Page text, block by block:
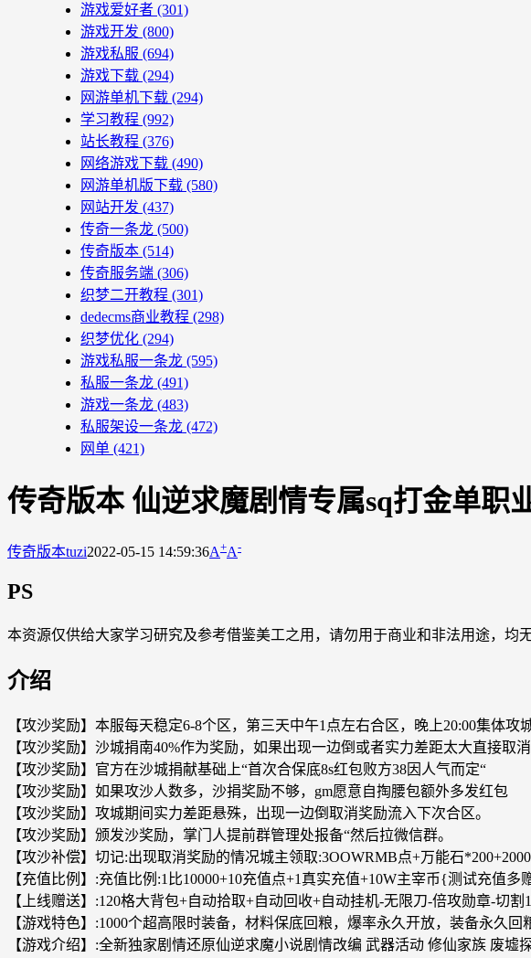
游戏爱好者 (301)
游戏开发 (800)
游戏私服 (694)
游戏下载 (294)
网游单机下载 (294)
学习教程 (992)
站长教程 (376)
网络游戏下载 (490)
网游单机版下载 (580)
网站开发 (437)
传奇一条龙 (500)
传奇版本 (514)
传奇服务端 (306)
织梦二开教程 (301)
dedecms商业教程 (298)
织梦优化 (294)
游戏私服一条龙 (595)
私服一条龙 (491)
游戏一条龙 (483)
私服架设一条龙 (472)
网单 (421)
传奇版本 仙逆求魔剧情专属sq打金单职
传奇版本tuzi2022-05-15 14:59:36A+A-
PS
本资源仅供给大家学习研究及参考借鉴美工之用，请勿用于商业和非法用途，均
介绍
【攻沙奖励】本服每天稳定6-8个区，第三天中午1点左右合区，晚上20:00集体攻
【攻沙奖励】沙城捐南40%作为奖励，如果出现一边倒或者实力差距太大直接取
【攻沙奖励】官方在沙城捐献基础上“首次合保底8s红包败方38因人气而定“
【攻沙奖励】如果攻沙人数多，沙捐奖励不够，gm愿意自掏腰包额外多发红包
【攻沙奖励】攻城期间实力差距悬殊，出现一边倒取消奖励流入下次合区。
【攻沙奖励】颁发沙奖励，掌门人提前群管理处报备“然后拉微信群。
【攻沙补偿】切记:出现取消奖励的情况城主领取:3OOWRMB点+万能石
【充值比例】:充值比例:1比10000+10充值点+1真实充值+10W主宰币{测试充值多
【上线赠送】:120格大背包+自动拾取+自动回收+自动挂机-无限刀-倍攻勋章-切割
【游戏特色】:1000个超高限时装备，材料保底回粮，爆率永久开放，装备永久回
【游戏介绍】:全新独家剧情还原仙逆求魔小说剧情改编 武器活动 修仙家族 废墟